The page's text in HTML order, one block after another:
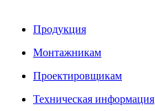
Продукция
Монтажникам
Проектировщикам
Техническая информация